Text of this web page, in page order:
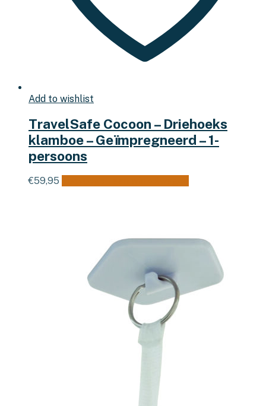
Add to wishlist
TravelSafe Cocoon – Driehoeks
klamboe – Geïmpregneerd – 1-
persoons
€59,95